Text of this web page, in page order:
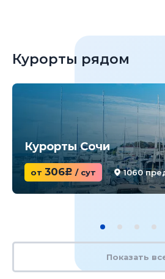
Курорты рядом
Курорты Сочи
от 306c / сут 1060
Показать